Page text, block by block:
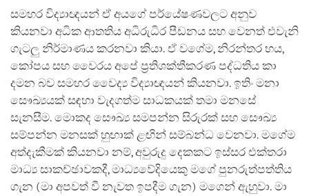
සමහර විද්‍යාඥයන් ඒ අයගේ පර්යේෂණවලට අනුව
කියනවා අධික ආතතිය අධිරුධිර පීඩනය සහ වෙනත් එවැනි
ගැටලු නිර්මාණය කරනවා කියා. ඒ වගේම, නිරන්තර භය,
කෝපය සහ වෛරය අපේ ප්‍රතිශක්තීකරණ පද්ධතිය කා
දමන බව සමහර වෛද්‍ය විද්‍යාඥයන් කියනවා. ඉතිං මනා
සෞඛ්‍යයක් සඳහා වැදගත්ම සාධකයක් තමා මනසේ
සැනසීම. මොකද සෞඛ්‍ය සමපන්න සිරුරක් සහ සෞඛ්‍ය
සම්පන්න මනසක් හුඟාක් ළඟින් සම්බන්ධ වෙනවා. මගේම
අත්දැකීමක් කියනවා නම්, අවුරුදු දෙකකට ඉස්සර එක්තරා
මාධ්‍ය සාකච්ඡාවකදී, මාධ්‍යවේදියෙකු මගේ පුනරුත්පත්තිය
ගැන (මා අපවත් වී නැවත ඉපදීම ගැන) මගෙන් ඇහුවා. මා